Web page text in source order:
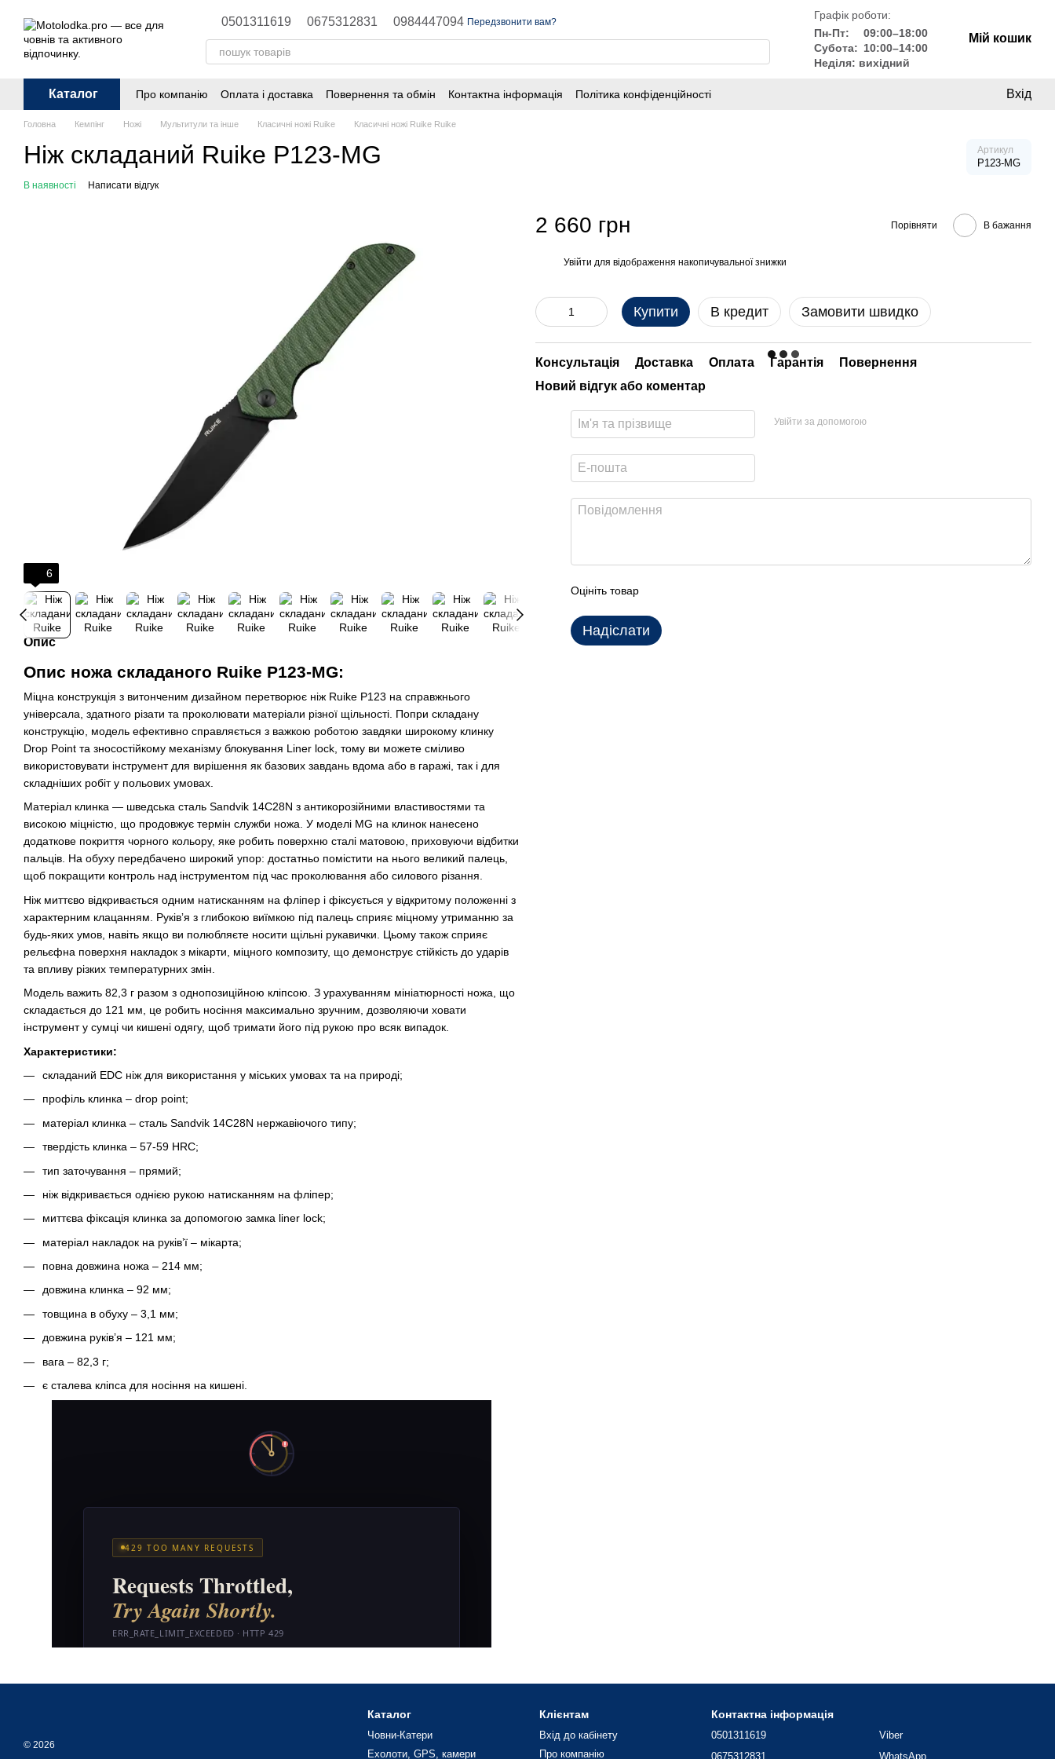
0501311619 0675312831 0984447094 Передзвонити вам?
Графік роботи:
Пн-Пт:
09:00–18:00
Субота: 10:00–14:00
Неділя: вихідний
Мій кошик
Каталог Про компанію Оплата і доставка Повернення та обмін Контактна інформація Політика конфіденційності Вхід
Головна Кемпінг Ножі Мультитули та інше Класичні ножі Ruike Класичні ножі Ruike Ruike
Ніж складаний Ruike P123-MG Артикул
P123-MG
В наявності Написати відгук
6
Опис
Опис ножа складаного Ruike P123-MG:
Міцна конструкція з витонченим дизайном перетворює ніж Ruike P123 на справжнього
універсала, здатного різати та проколювати матеріали різної щільності. Попри складану
конструкцію, модель ефективно справляється з важкою роботою завдяки широкому клинку
Drop Point та зносостійкому механізму блокування Liner lock, тому ви можете сміливо
використовувати інструмент для вирішення як базових завдань вдома або в гаражі, так і для
складніших робіт у польових умовах.
Матеріал клинка — шведська сталь Sandvik 14C28N з антикорозійними властивостями та
високою міцністю, що продовжує термін служби ножа. У моделі MG на клинок нанесено
додаткове покриття чорного кольору, яке робить поверхню сталі матовою, приховуючи відбитки
пальців. На обуху передбачено широкий упор: достатньо помістити на нього великий палець,
щоб покращити контроль над інструментом під час проколювання або силового різання.
Ніж миттєво відкривається одним натисканням на фліпер і фіксується у відкритому положенні з
характерним клацанням. Руківʼя з глибокою виїмкою під палець сприяє міцному утриманню за
будь-яких умов, навіть якщо ви полюбляєте носити щільні рукавички. Цьому також сприяє
рельєфна поверхня накладок з мікарти, міцного композиту, що демонструє стійкість до ударів
та впливу різких температурних змін.
Модель важить 82,3 г разом з однопозиційною кліпсою. З урахуванням мініатюрності ножа, що
складається до 121 мм, це робить носіння максимально зручним, дозволяючи ховати
інструмент у сумці чи кишені одягу, щоб тримати його під рукою про всяк випадок.
Характеристики:
складаний EDC ніж для використання у міських умовах та на природі;
профіль клинка – drop point;
матеріал клинка – сталь Sandvik 14C28N нержавіючого типу;
твердість клинка – 57-59 HRC;
тип заточування – прямий;
ніж відкривається однією рукою натисканням на фліпер;
миттєва фіксація клинка за допомогою замка liner lock;
матеріал накладок на руківʼї – мікарта;
повна довжина ножа – 214 мм;
довжина клинка – 92 мм;
товщина в обуху – 3,1 мм;
довжина руківʼя – 121 мм;
вага – 82,3 г;
є сталева кліпса для носіння на кишені.
2 660 грн Порівняти В бажання
Увійти для відображення накопичувальної знижки
Купити В кредит Замовити швидко
Консультація Доставка Оплата Гарантія
Повернення
Новий відгук або коментар
Увійти за допомогою
Оцініть товар
Надіслати
© 2026
Каталог
Човни-Катери
Ехолоти, GPS, камери
Клієнтам
Вхід до кабінету
Про компанію
Контактна інформація
0501311619
0675312831
Viber
WhatsApp